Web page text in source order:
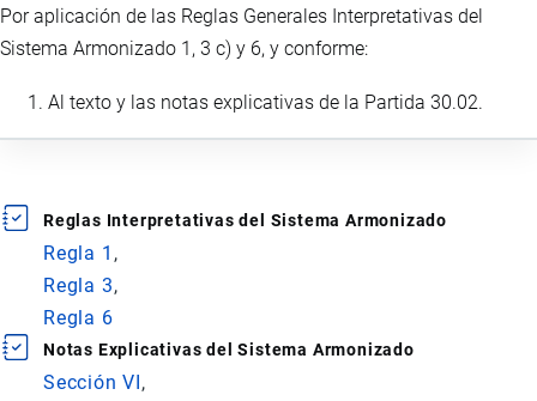
Por aplicación de las Reglas Generales Interpretativas del
Sistema Armonizado 1, 3 c) y 6, y conforme:
Al texto y las notas explicativas de la Partida 30.02.
Reglas Interpretativas del Sistema Armonizado
Regla 1
Regla 3
Regla 6
Notas Explicativas del Sistema Armonizado
Sección VI